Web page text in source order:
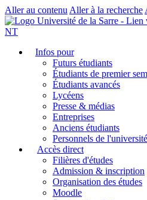
Aller au contenu Aller à la recherche
NT
Infos pour
Futurs étudiants
Étudiants de premier
Étudiants avancés
Lycéens
Presse & médias
Entreprises
Anciens étudiants
Personnels de l'université
Accès direct
Filières d'études
Admission & inscription
Organisation des études
Moodle